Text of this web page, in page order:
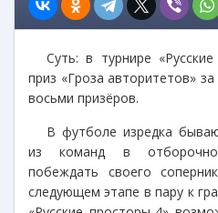
Суть: в турнире
приз «Гроза авторитетов»
восьми призёров.
В футболе изредка
из команд в
побеждать своего
следующем этапе в пару к